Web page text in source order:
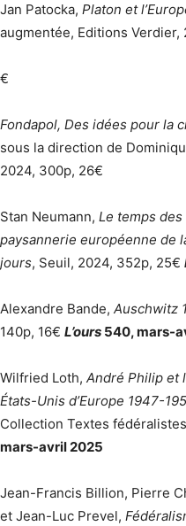
Jan Patocka, Platon et
augmentée, Editions Verdier,
€
Fondapol, Des idées pour la
sous la direction de
2024, 300p, 26€
Stan Neumann, Le temps
paysannerie européenne de
jours, Seuil, 2024, 352p, 25€
Alexandre Bande, Auschwitz
140p, 16€ L’ours 540, mars-
Wilfried Loth, André Philip et
États-Unis d’Europe 1947-
Collection Textes
mars-avril 2025
Jean-Francis Billion, Pierre
et Jean-Luc Prevel,